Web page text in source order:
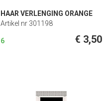
HAAR VERLENGING ORANGE
Artikel nr 301198
6 € 3,50